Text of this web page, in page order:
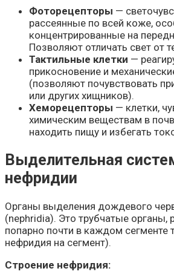
Фоторецепторы —
рассеянные по всей коже,
концентрированные на
Позволяют отличать свет от
Тактильные клетки —
прикосновение и
(позволяют почувствовать
или других хищников).
Хеморецепторы — клетки,
химическим веществам в
находить пищу и избегать
Выделительная
нефридии
Органы выделения дождевого
(nephridia). Это трубчатые органы,
попарно почти в каждом сегменте
нефридия на сегмент).
Строение нефридия: